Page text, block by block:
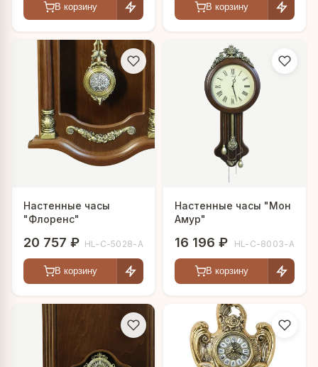
В корзину В корзину
Настенные часы
"Флоренс"
20 757 ₽ HL-C-5028-A
В корзину
Настенные часы "Мон
Амур"
16 196 ₽ HL-C-8003-A
В корзину